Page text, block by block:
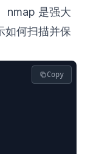
nmap 是强大
如何扫描并保
Copy